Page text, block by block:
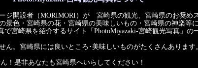
ジ開設者（MORIMORI）が 宮崎県の観光、宮崎県のお奨め
景色・宮崎県の花・宮崎県の美味しいもの・宮崎県の神楽等
で宮崎県を紹介するサイト「PhotoMiyazaki-宮崎観光写真」の
ん。宮崎県には良いところ･美味しいものがたくさんあります
！是非あなたも宮崎県へいらしてください！